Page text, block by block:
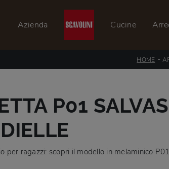
Azienda Cucine
HOME -
P01
per ragazzi: scopri il modello in melaminico